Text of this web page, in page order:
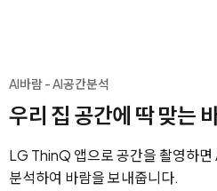
AI바람 - AI공간분석
우리 집 공간에 딱 맞는
LG ThinQ 앱으로 공간을 촬영하면
분석하여 바람을 보내줍니다.